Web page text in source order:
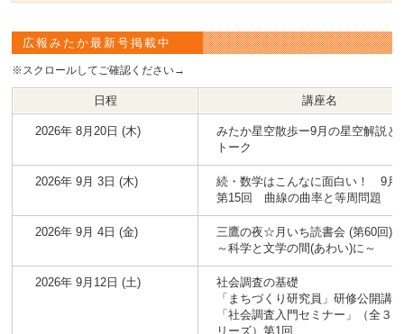
広報みたか最新号掲載中
※スクロールしてご確認ください→
日程 講座名
2026年 8月20日 (木)
みたか星空散歩ー9月の星空解説と
トーク
2026年 9月 3日 (木)
続・数学はこんなに面白い！ 9月
第15回 曲線の曲率と等周問題
2026年 9月 4日 (金)
三鷹の夜☆月いち読書会 (第60回)
～科学と文学の間(あわい)に～
2026年 9月12日 (土)
社会調査の基礎
「まちづくり研究員」研修公開講座
「社会調査入門セミナー」（全３
リーズ）第1回